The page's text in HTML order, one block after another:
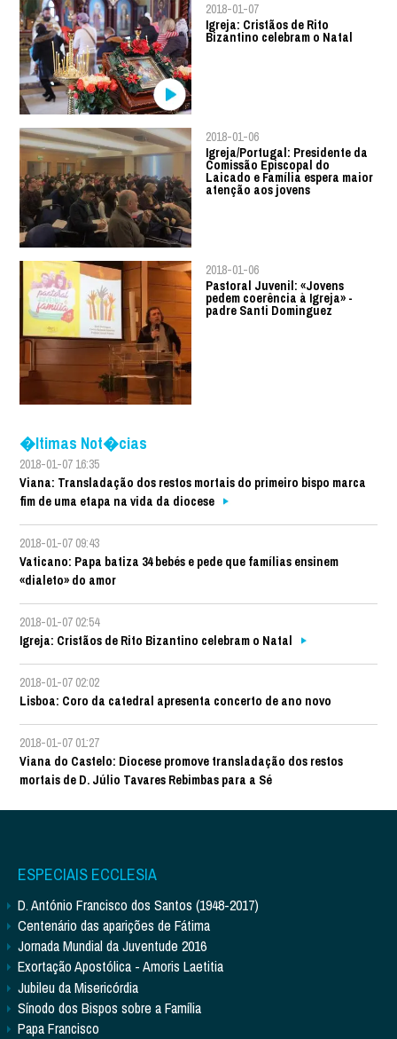
2018-01-07
Igreja: Cristãos de Rito
Bizantino celebram o Natal
2018-01-06
Igreja/Portugal: Presidente da
Comissão Episcopal do
Laicado e Família espera maior
atenção aos jovens
2018-01-06
Pastoral Juvenil: «Jovens
pedem coerência à Igreja» -
padre Santi Dominguez
�ltimas Not�cias
2018-01-07 16:35
Viana: Transladação dos restos mortais do primeiro bispo marca
fim de uma etapa na vida da diocese
2018-01-07 09:43
Vaticano: Papa batiza 34 bebés e pede que famílias ensinem
«dialeto» do amor
2018-01-07 02:54
Igreja: Cristãos de Rito Bizantino celebram o Natal
2018-01-07 02:02
Lisboa: Coro da catedral apresenta concerto de ano novo
2018-01-07 01:27
Viana do Castelo: Diocese promove transladação dos restos
mortais de D. Júlio Tavares Rebimbas para a Sé
ESPECIAIS ECCLESIA
D. António Francisco dos Santos (1948-2017)
Centenário das aparições de Fátima
Jornada Mundial da Juventude 2016
Exortação Apostólica - Amoris Laetitia
Jubileu da Misericórdia
Sínodo dos Bispos sobre a Família
Papa Francisco